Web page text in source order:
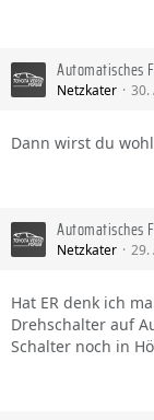
Automatisches
Netzkater 30.
Dann wirst du
Automatisches
Netzkater 29.
Hat ER denk ich
Drehschalter auf
Schalter noch in